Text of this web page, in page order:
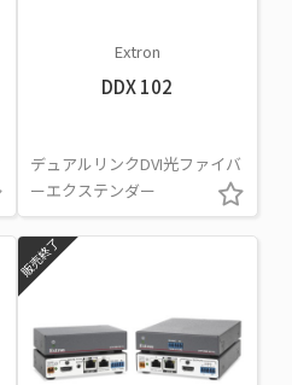
Extron
DDX 102
デュアルリンクDVI光ファイバ
ーエクステンダー
販売終了